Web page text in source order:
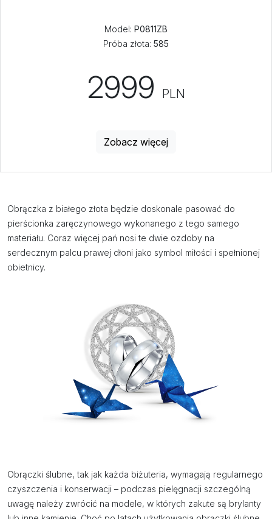
Model: P0811ZB
Próba złota: 585
2999 PLN
Zobacz więcej
Obrączka z białego złota będzie doskonale pasować do
pierścionka zaręczynowego wykonanego z tego samego
materiału. Coraz więcej pań nosi te dwie ozdoby na
serdecznym palcu prawej dłoni jako symbol miłości i spełnionej
obietnicy.
Obrączki ślubne, tak jak każda biżuteria, wymagają regularnego
czyszczenia i konserwacji – podczas pielęgnacji szczególną
uwagę należy zwrócić na modele, w których zakute są brylanty